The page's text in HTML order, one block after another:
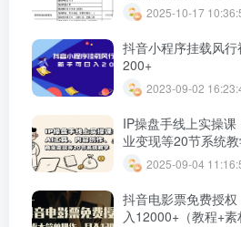
2025-10-17
抖音小程序挂载风
200+
2023-09-02
IP操盘手线上实操
业变现等20节系统
2025-09-04
抖音电影票免费授
入12000+（教程+素